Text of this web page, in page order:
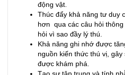
động vật.
Thúc đẩy khả năng tư duy
hơn qua các câu hỏi
hỏi vì sao đầy lý thú.
Khả năng ghi nhớ được
nguồn kiến thức thú vị,
được khám phá.